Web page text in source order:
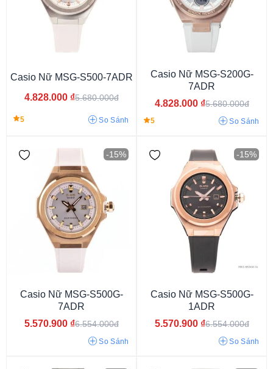
Dây màu xanh
Dây màu tím
Dây màu vàng
Dây màu hồng
Dây màu trắng
Dây màu bạc
Casio Nữ MSG-S500-7ADR
4.828.000 ₫5.680.000đ
5 So Sánh
Casio Nữ MSG-S200G-
7ADR
4.828.000 ₫5.680.000đ
5 So Sánh
-15%
Casio Nữ MSG-S500G-
7ADR
5.570.900 ₫6.554.000đ
So Sánh
-15%
Casio Nữ MSG-S500G-
1ADR
5.570.900 ₫6.554.000đ
So Sánh